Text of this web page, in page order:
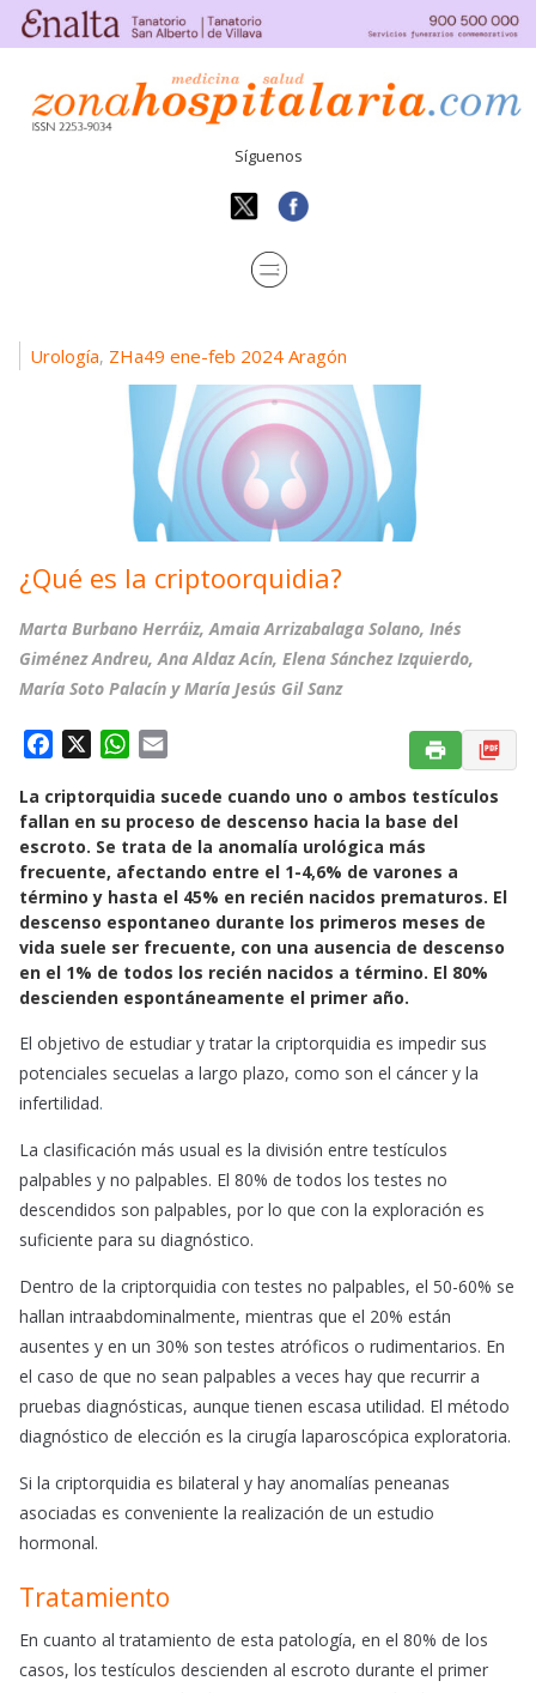
Síguenos
Urología, ZHa49 ene-feb 2024 Aragón
¿Qué es la criptoorquidia?
Marta Burbano Herráiz, Amaia Arrizabalaga Solano, Inés
Giménez Andreu, Ana Aldaz Acín, Elena Sánchez Izquierdo,
María Soto Palacín y María Jesús Gil Sanz
c
e
b
o
o
k
W
a
t
s
A
p
p
a
i
La criptorquidia sucede cuando uno o ambos testículos
fallan en su proceso de descenso hacia la base del
escroto. Se trata de la anomalía urológica más
frecuente, afectando entre el 1-4,6% de varones a
término y hasta el 45% en recién nacidos prematuros. El
descenso espontaneo durante los primeros meses de
vida suele ser frecuente, con una ausencia de descenso
en el 1% de todos los recién nacidos a término. El 80%
descienden espontáneamente el primer año.
El objetivo de estudiar y tratar la criptorquidia es impedir sus
potenciales secuelas a largo plazo, como son el cáncer y la
infertilidad.
La clasificación más usual es la división entre testículos
palpables y no palpables. El 80% de todos los testes no
descendidos son palpables, por lo que con la exploración es
suficiente para su diagnóstico.
Dentro de la criptorquidia con testes no palpables, el 50-60% se
hallan intraabdominalmente, mientras que el 20% están
ausentes y en un 30% son testes atróficos o rudimentarios. En
el caso de que no sean palpables a veces hay que recurrir a
pruebas diagnósticas, aunque tienen escasa utilidad. El método
diagnóstico de elección es la cirugía laparoscópica exploratoria.
Si la criptorquidia es bilateral y hay anomalías peneanas
asociadas es conveniente la realización de un estudio
hormonal.
Tratamiento
En cuanto al tratamiento de esta patología, en el 80% de los
casos, los testículos descienden al escroto durante el primer